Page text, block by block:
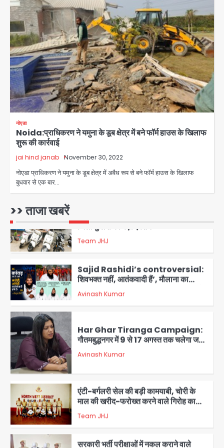
नोएडा
Noida:प्राधिकरण ने यमुना के डूब क्षेत्र में बने फॉर्म हाउस के खिलाफ
शुरू की कार्रवाई
jai hind janab November 30, 2022
नोएडा प्राधिकरण ने यमुना के डूब क्षेत्र में अवैध रूप से बने फॉर्म हाउस के खिलाफ
बुधवार से एक बार…
>> ताजा खबरें
5
कांवड़ियों पर विवादित बयान, BJP विधायक ने
कराई FIR, NSA की मांग
Avinash Kumar
1
Har Ghar Tiranga Campaign:
गौतमबुद्धनगर में 9 से 17 अगस्त तक चलेगा जन-
जागरूकता महाअभियान, डीएम ने की समीक्षा
बैठक
Avinash Kumar
एंटी-बर्गलरी सेल की बड़ी कामयाबी, चोरी के
भंडाफोड़
Team JHJ
सरकारी भर्ती परीक्षाओं में नकल कराने वाले
अंतरराज्यीय गिरोह का भंडाफोड़, मास्टरमाइंड
4
जिला पुलिस का बड़ा एक्शन
Team JHJ
5
Sajid Rashidi’s controversial:
शिवभक्त नहीं, आतंकवादी हैं’, मौलाना का
कराई FIR, NSA की मांग
Avinash Kumar
1
Har Ghar Tiranga Campaign:
गौतमबुद्धनगर में 9 से 17 अगस्त तक चलेगा जन-
जागरूकता महाअभियान, डीएम ने की समीक्षा
बैठक
Avinash Kumar
2
एंटी-बर्गलरी सेल की बड़ी कामयाबी, चोरी के
माल की खरीद-फरोख्त करने वाले गिरोह का
Team JHJ
सरकारी भर्ती परीक्षाओं में नकल कराने वाले